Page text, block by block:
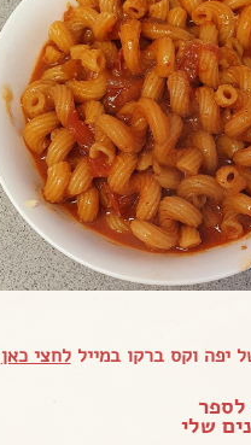
יפה וקס ברקו במייללחצי כאן
שלי